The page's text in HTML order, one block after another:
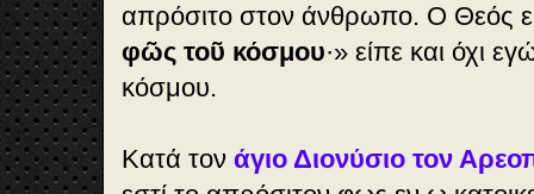
απρόσιτο στον άνθρωπο. Ο Θεός
φῶς τοῦ κόσμου·» είπε και όχι
κόσμου.
Κατά τον άγιο Διονύσιο τον